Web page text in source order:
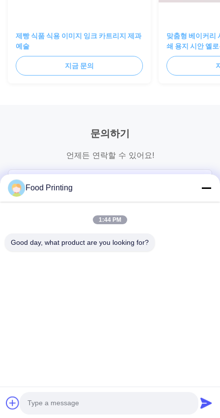
제빵 식품 식용 이미지 잉크 카트리지 제과
예술
지금 문의
맞춤형 베이커리
쇄 용지 시안 옐
문의하기
언제든 연락할 수 있어요!
© 2026 Wuhan Food Printing Technology Co., Ltd.. All Rights Reserved.
Food Printing
1:44 PM
Good day, what product are you looking for?